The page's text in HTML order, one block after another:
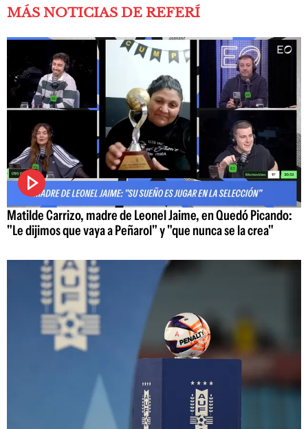
MÁS NOTICIAS DE REFERÍ
Matilde Carrizo, madre de Leonel Jaime, en Quedó Picando:
"Le dijimos que vaya a Peñarol" y "que nunca se la crea"